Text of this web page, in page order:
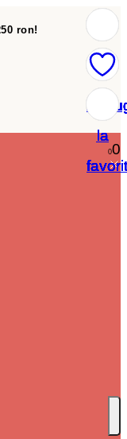
ron!
00
la
la
la
la
la
la
la